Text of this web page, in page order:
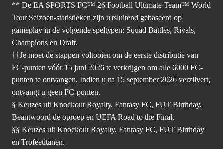
** De EA SPORTS FC™ 26 Football Ultimate Team™ World
Tour Seizoen-statistieken zijn uitsluitend gebaseerd op
gameplay in de volgende speltypen: Squad Battles, Rivals,
Champions en Draft.
††Je moet de stappen voltooien om de eerste distributie van
FC-punten vóór 15 juni 2026 te verkrijgen om alle 6000 FC-
punten te ontvangen. Indien u na 15 september 2026 verzilvert,
ontvangt u geen FC-punten.
§ Keuzes uit Knockout Royalty, Fantasy FC, FUT Birthday,
Beantwoord de oproep en UEFA Road to the Final.
§§ Keuzes uit Knockout Royalty, Fantasy FC, FUT Birthday
en Trofeetitanen.